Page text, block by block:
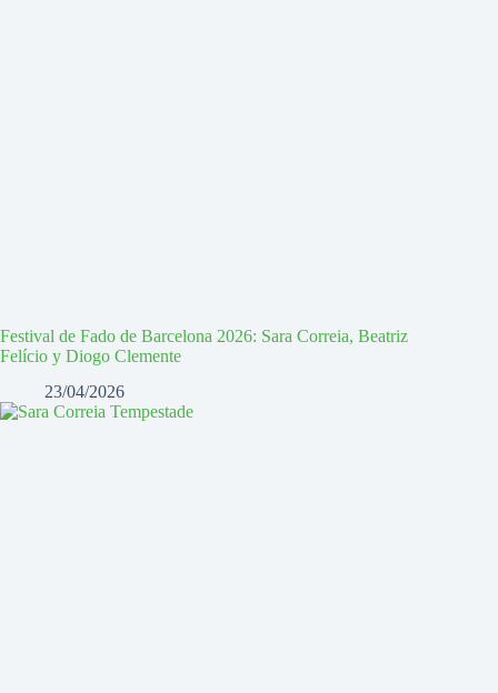
Festival de Fado de Barcelona 2026: Sara Correia, Beatriz
Felício y Diogo Clemente
23/04/2026